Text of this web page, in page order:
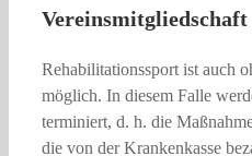
Vereinsmitgliedschaft
Rehabilitationssport ist auch
möglich. In diesem Falle
terminiert, d. h. die
die von der Krankenkasse